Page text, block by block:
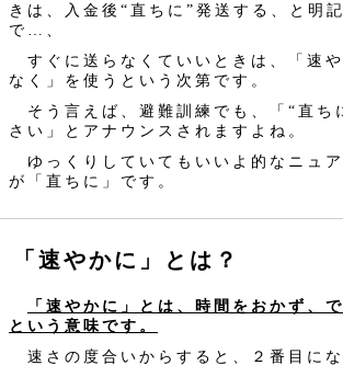
きは、入金後“直ちに”発送する、と明
で…、
すぐに送らなくていいときは、「速
なく」を使うという次第です。
そう言えば、避難訓練でも、「“直ち
さい」とアナウンスされますよね。
ゆっくりしていてもいいよ的なニュ
が「直ちに」です。
「速やかに」とは？
「速やかに」とは、時間をおかず、
という意味です。
速さの度合いからすると、２番目にな